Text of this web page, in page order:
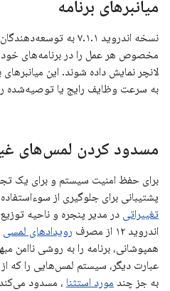
میانبرهای برنامه
نسخه اندروید ۷.۱.۱ به
مخصوص هر عمل را در برنامه‌های خود
لانچر نمایش داده شوند. این میانبرهای
به سرعت وظایف رایج یا توصیه‌شده
مسدود کردن لمس‌های
پشتیبانی برای جلوگیری از
تغییراتی در مدیر پنجره و ناحیه
اندروید ۱۲ از مصرف
رویدادهای لمسی
همپوشانی، برنامه را به روشی ناامن
عبارت دیگر، سیستم لمس‌هایی را که
به جز چند مورد استثنا ، مسدود